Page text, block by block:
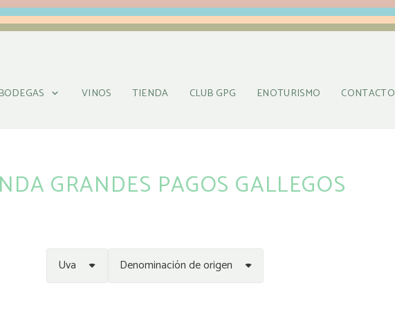
VINOS TIENDA CLUB GPG ENOTURISMO CONTACTO
GRANDES PAGOS GALLEGOS
Uva Denominación de origen